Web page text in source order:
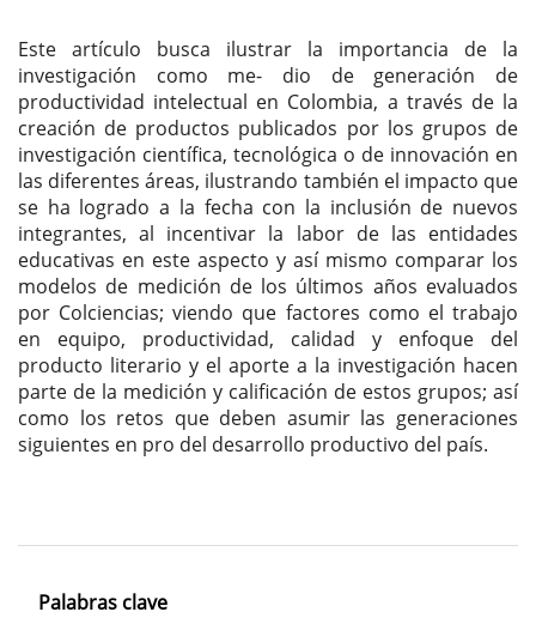
Este artículo busca ilustrar la importancia de la
investigación como me- dio de generación de
productividad intelectual en Colombia, a través de la
creación de productos publicados por los grupos de
investigación científica, tecnológica o de innovación en
las diferentes áreas, ilustrando también el impacto que
se ha logrado a la fecha con la inclusión de nuevos
integrantes, al incentivar la labor de las entidades
educativas en este aspecto y así mismo comparar los
modelos de medición de los últimos años evaluados
por Colciencias; viendo que factores como el trabajo
en equipo, productividad, calidad y enfoque del
producto literario y el aporte a la investigación hacen
parte de la medición y calificación de estos grupos; así
como los retos que deben asumir las generaciones
siguientes en pro del desarrollo productivo del país.
Palabras clave